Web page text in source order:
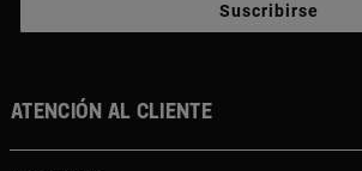
Suscribirse
Atención al cliente